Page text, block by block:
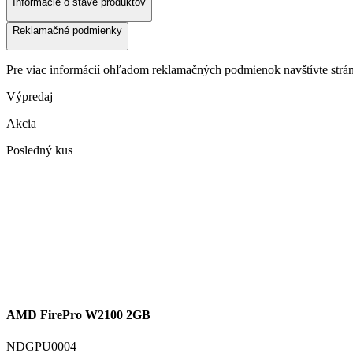
Reklamačné podmienky
Pre viac informácií ohľadom reklamačných podmienok navštívte
Výpredaj
Akcia
Posledný kus
AMD FirePro W2100 2GB
NDGPU0004